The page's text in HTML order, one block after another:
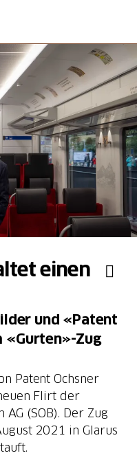
einen
und «Patent
«Gurten»-Zug
Patent Ochsner
Flirt der
(SOB). Der Zug
2021 in Glarus